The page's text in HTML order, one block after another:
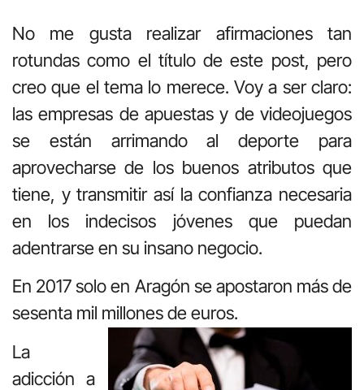
No me gusta realizar afirmaciones tan
rotundas como el título de este post, pero
creo que el tema lo merece. Voy a ser claro:
las empresas de apuestas y de videojuegos
se están arrimando al deporte para
aprovecharse de los buenos atributos que
tiene, y transmitir así la confianza necesaria
en los indecisos jóvenes que puedan
adentrarse en su insano negocio.
En 2017 solo en Aragón se apostaron más de
sesenta mil millones de euros.
La
adicción a